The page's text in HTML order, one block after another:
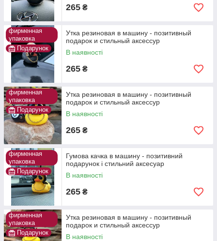
265 ₴
фирменная
упаковка
Подарунок
Утка резиновая в машину - позитивный
подарок и стильный аксессур
В наявності
265 ₴
фирменная
упаковка
Подарунок
Утка резиновая в машину - позитивный
подарок и стильный аксессур
В наявності
265 ₴
фирменная
упаковка
Подарунок
Гумова качка в машину - позитивний
подарунок і стильний аксесуар
В наявності
265 ₴
фирменная
упаковка
Подарунок
Утка резиновая в машину - позитивный
подарок и стильный аксессур
В наявності